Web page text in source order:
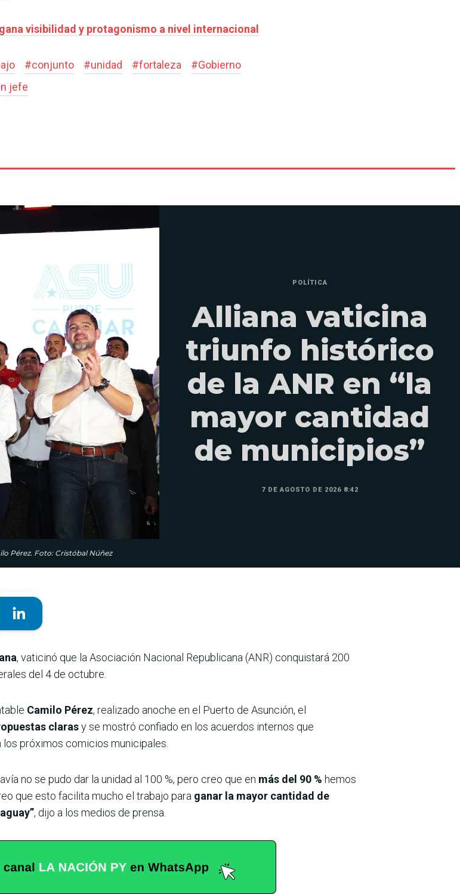
visibilidad y protagonismo a nivel internacional
#conjunto #unidad #fortaleza #Gobierno
jefe
Pérez. Foto: Cristóbal Núñez
POLÍTICA
Alliana vaticina
triunfo histórico
de la ANR en “la
mayor cantidad
de municipios”
7 DE AGOSTO DE 2026 8:42
, vaticinó que la Asociación Nacional Republicana (ANR) conquistará 200
del 4 de octubre.
Camilo Pérez, realizado anoche en el Puerto de Asunción, el
clarasy se mostró confiado en los acuerdos internos que
próximos comicios municipales.
no se pudo dar la unidad al 100 %, pero creo que en más del 90 % hemos
que esto facilita mucho el trabajo para ganar la mayor cantidad de
, dijo a los medios de prensa.